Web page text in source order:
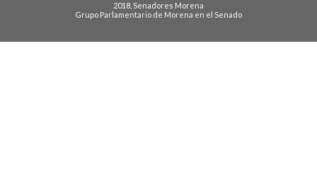
2018, Senadores Morena
Grupo Parlamentario de Morena en el Senado